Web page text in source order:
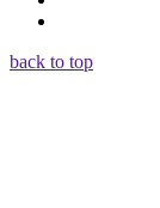
back to top